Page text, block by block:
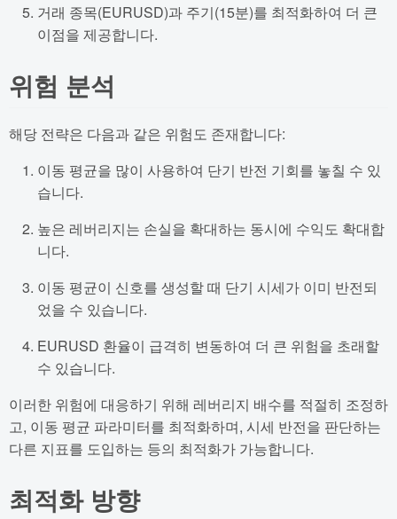
거래 종목(EURUSD)과 주기(15분)를 최적화하여 더 큰
이점을 제공합니다.
위험 분석
해당 전략은 다음과 같은 위험도 존재합니다:
이동 평균을 많이 사용하여 단기 반전 기회를 놓칠 수 있
습니다.
높은 레버리지는 손실을 확대하는 동시에 수익도 확대합
니다.
이동 평균이 신호를 생성할 때 단기 시세가 이미 반전되
었을 수 있습니다.
EURUSD 환율이 급격히 변동하여 더 큰 위험을 초래할
수 있습니다.
이러한 위험에 대응하기 위해 레버리지 배수를 적절히 조정하
고, 이동 평균 파라미터를 최적화하며, 시세 반전을 판단하는
다른 지표를 도입하는 등의 최적화가 가능합니다.
최적화 방향